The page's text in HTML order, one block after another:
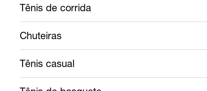
Tênis de corrida
Chuteiras
Tênis casual